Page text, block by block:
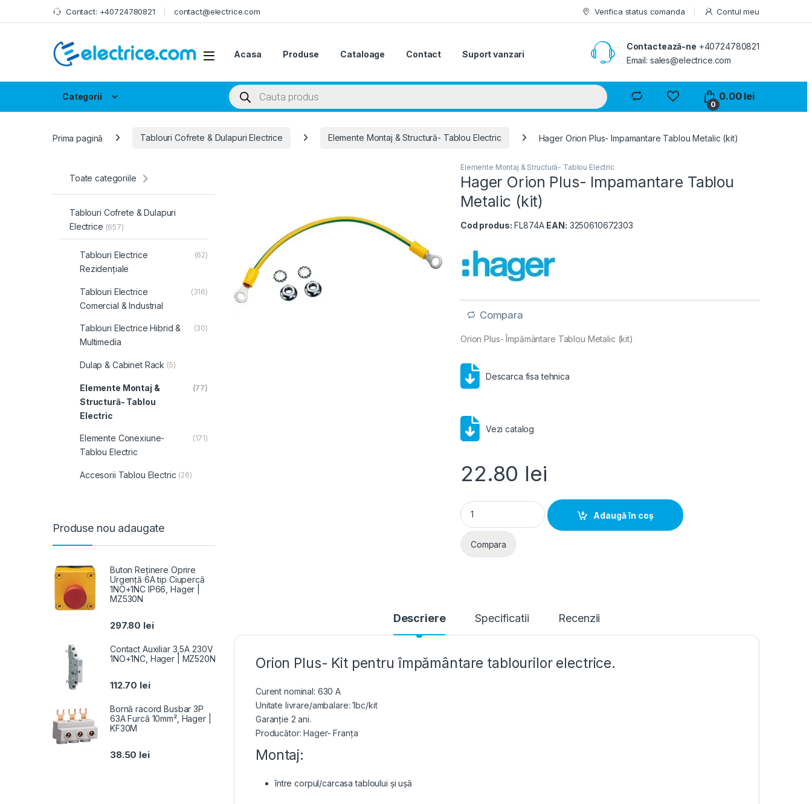
Skip to navigation
Skip to content Contact: +40724780821 contact@electrice.com Verifica status comanda Contul meu
Acasa Produse Cataloage Contact Suport vanzari
Contactează-ne +40724780821
Email: sales@electrice.com
Categorii
Products search
0
0.00 lei
Prima pagină Tablouri Cofrete & Dulapuri Electrice Elemente Montaj & Structură- Tablou Electric Hager Orion Plus- Impamantare Tablou Metalic (kit)
Elemente Montaj & Structură- Tablou Electric
Hager Orion Plus- Impamantare Tablou
Metalic (kit)
Cod produs: FL874A EAN: 3250610672303
Compara
Orion Plus- Împământare Tablou Metalic (kit)
Descarca fisa tehnica
Vezi catalog
22.80 lei
Hager Orion Plus- Impamantare Tablou Metalic (kit) quantity
Adaugă în coș
Compara
Descriere Specificatii Recenzii
Orion Plus- Kit pentru împământare tablourilor electrice.
Curent nominal: 630 A
Unitate livrare/ambalare: 1bc/kit
Garanție 2 ani.
Producător: Hager- Franța
Montaj:
între corpul/carcasa tabloului și ușă
Toate categoriile
Tablouri Cofrete & Dulapuri
Electrice (657)
Tablouri Electrice
Rezidențiale
(62)
Tablouri Electrice
Comercial & Industrial
(316)
Tablouri Electrice Hibrid &
Multimedia
(30)
Dulap & Cabinet Rack (5)
Elemente Montaj &
Structură- Tablou
Electric
(77)
Elemente Conexiune-
Tablou Electric
(171)
Accesorii Tablou Electric (26)
Produse nou adaugate
Buton Reținere Oprire
Urgență 6A tip Ciupercă
1NO+1NC IP66, Hager |
MZ530N
297.80 lei
Contact Auxiliar 3,5A 230V
1NO+1NC, Hager | MZ520N
112.70 lei
Bornă racord Busbar 3P
63A Furcă 10mm², Hager |
KF30M
38.50 lei